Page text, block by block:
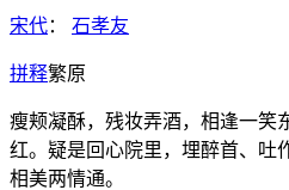
宋代： 石孝友
拼释繁原
瘦颊凝酥，残妆弄酒，相逢一笑
红。疑是回心院里，埋醉首、吐
相美两情通。